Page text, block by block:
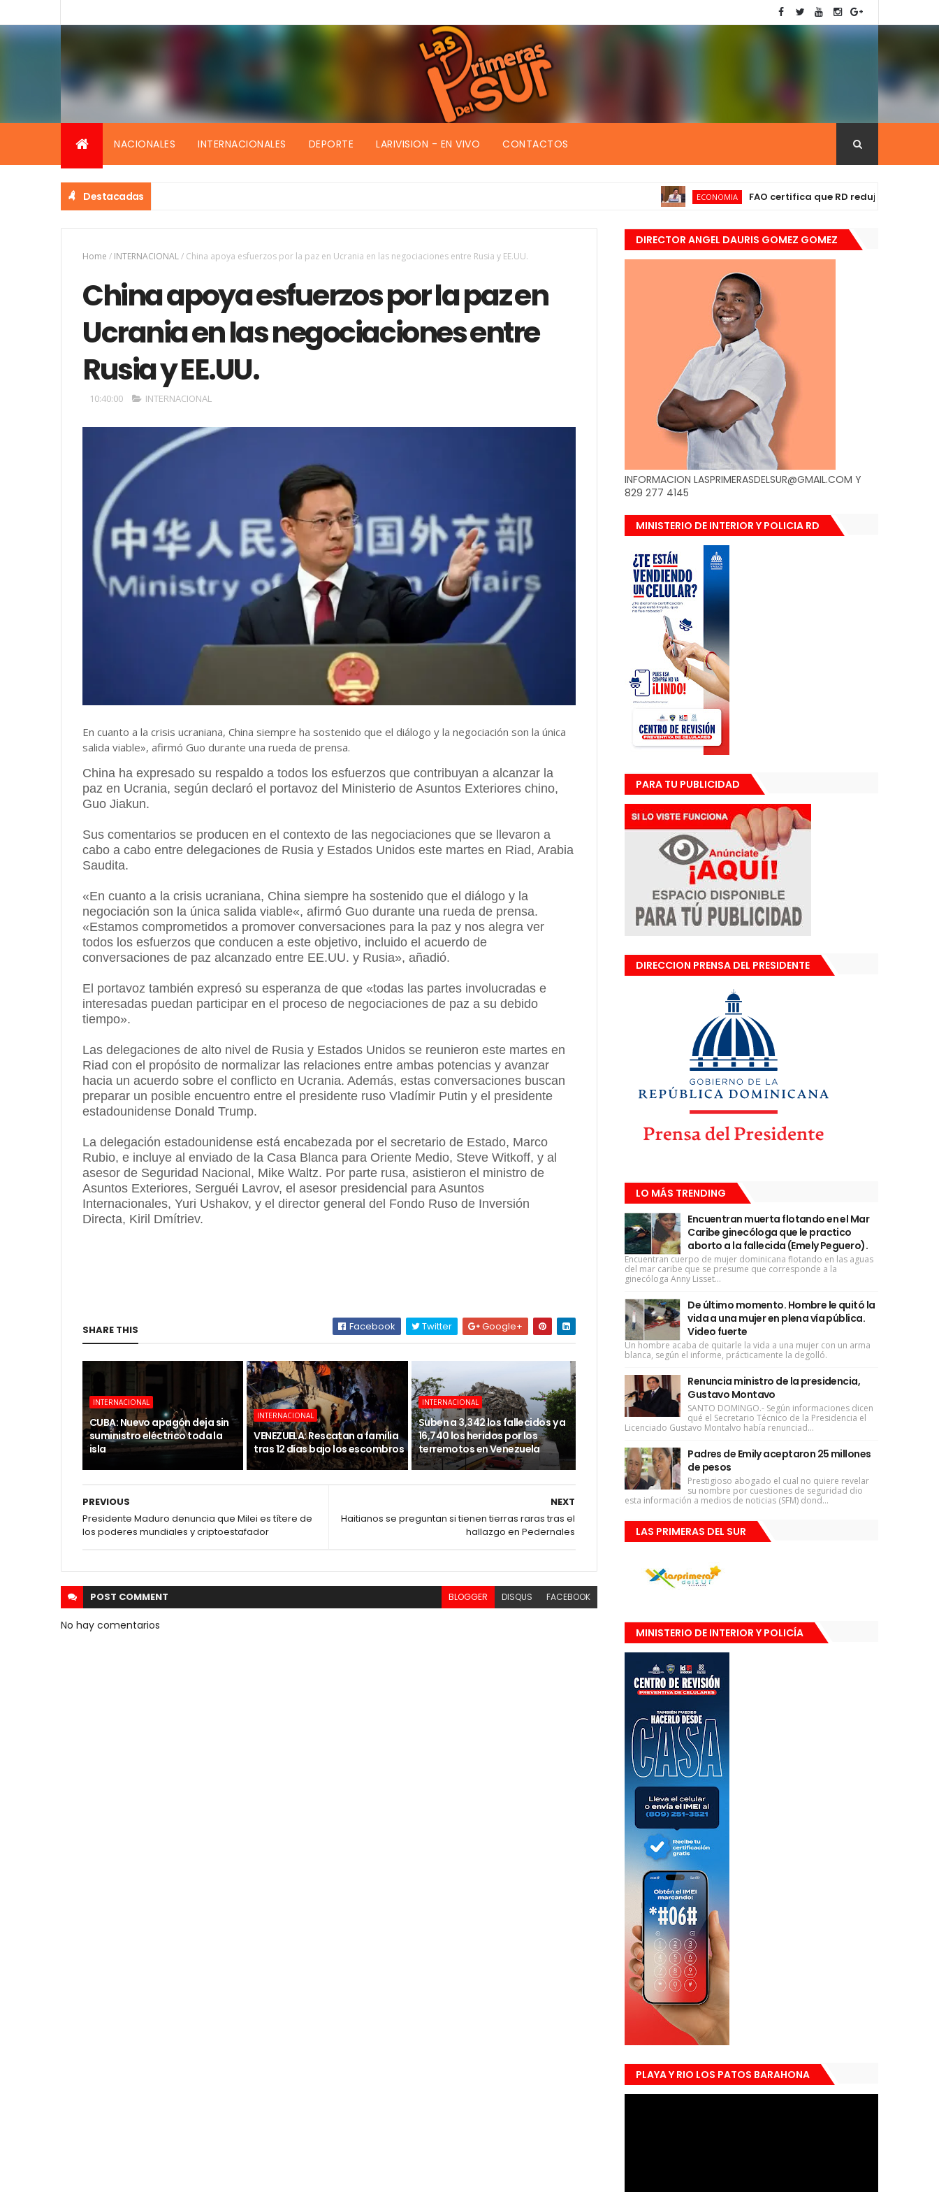
NACIONALES INTERNACIONALES DEPORTE LARIVISION - EN VIVO CONTACTOS
Destacadas ECONOMIA FAO certifica que RD redujo el hambre por
Home / INTERNACIONAL/ China apoya esfuerzos por la paz en Ucrania en las negociaciones entre Rusia y EE.UU.
China apoya esfuerzos por la paz en
Ucrania en las negociaciones entre
Rusia y EE.UU.
10:40:00 INTERNACIONAL
En cuanto a la crisis ucraniana, China siempre ha sostenido que el diálogo y la negociación son la única
salida viable», afirmó Guo durante una rueda de prensa.
China ha expresado su respaldo a todos los esfuerzos que contribuyan a alcanzar la
paz en Ucrania, según declaró el portavoz del Ministerio de Asuntos Exteriores chino,
Guo Jiakun.
Sus comentarios se producen en el contexto de las negociaciones que se llevaron a
cabo a cabo entre delegaciones de Rusia y Estados Unidos este martes en Riad, Arabia
Saudita.
«En cuanto a la crisis ucraniana, China siempre ha sostenido que el diálogo y la
negociación son la única salida viable«, afirmó Guo durante una rueda de prensa.
«Estamos comprometidos a promover conversaciones para la paz y nos alegra ver
todos los esfuerzos que conducen a este objetivo, incluido el acuerdo de
conversaciones de paz alcanzado entre EE.UU. y Rusia», añadió.
El portavoz también expresó su esperanza de que «todas las partes involucradas e
interesadas puedan participar en el proceso de negociaciones de paz a su debido
tiempo».
Las delegaciones de alto nivel de Rusia y Estados Unidos se reunieron este martes en
Riad con el propósito de normalizar las relaciones entre ambas potencias y avanzar
hacia un acuerdo sobre el conflicto en Ucrania. Además, estas conversaciones buscan
preparar un posible encuentro entre el presidente ruso Vladímir Putin y el presidente
estadounidense Donald Trump.
La delegación estadounidense está encabezada por el secretario de Estado, Marco
Rubio, e incluye al enviado de la Casa Blanca para Oriente Medio, Steve Witkoff, y al
asesor de Seguridad Nacional, Mike Waltz. Por parte rusa, asistieron el ministro de
Asuntos Exteriores, Serguéi Lavrov, el asesor presidencial para Asuntos
Internacionales, Yuri Ushakov, y el director general del Fondo Ruso de Inversión
Directa, Kiril Dmítriev.
SHARE THIS Facebook Twitter Google+
INTERNACIONAL
CUBA: Nuevo apagón deja sin
suministro eléctrico toda la
isla
INTERNACIONAL
VENEZUELA: Rescatan a familia
tras 12 días bajo los escombros
INTERNACIONAL
Suben a 3,342 los fallecidos y a
16,740 los heridos por los
terremotos en Venezuela
NEXT
Haitianos se preguntan si tienen tierras raras tras el
hallazgo en Pedernales
PREVIOUS
Presidente Maduro denuncia que Milei es títere de
los poderes mundiales y criptoestafador
POST COMMENT BLOGGER DISQUS FACEBOOK
No hay comentarios
DIRECTOR ANGEL DAURIS GOMEZ GOMEZ
INFORMACION LASPRIMERASDELSUR@GMAIL.COM Y
829 277 4145
MINISTERIO DE INTERIOR Y POLICIA RD
PARA TU PUBLICIDAD
DIRECCION PRENSA DEL PRESIDENTE
LO MÁS TRENDING
Encuentran muerta flotando en el Mar
Caribe ginecóloga que le practico
aborto a la fallecida (Emely Peguero).
Encuentran cuerpo de mujer dominicana flotando en las aguas
del mar caribe que se presume que corresponde a la
ginecóloga Anny Lisset...
De último momento. Hombre le quitó la
vida a una mujer en plena vía pública.
Video fuerte
Un hombre acaba de quitarle la vida a una mujer con un arma
blanca, según el informe, prácticamente la degolló.
Renuncia ministro de la presidencia,
Gustavo Montavo
SANTO DOMINGO.- Según informaciones dicen
qué el Secretario Técnico de la Presidencia el
Licenciado Gustavo Montalvo había renunciad...
Padres de Emily aceptaron 25 millones
de pesos
Prestigioso abogado el cual no quiere revelar
su nombre por cuestiones de seguridad dio
esta información a medios de noticias (SFM) dond...
LAS PRIMERAS DEL SUR
MINISTERIO DE INTERIOR Y POLICÍA
PLAYA Y RIO LOS PATOS BARAHONA